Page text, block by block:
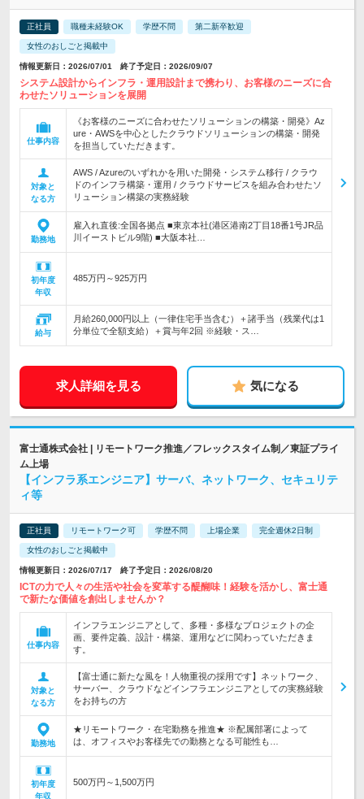
正社員 職種未経験OK 学歴不問 第二新卒歓迎
女性のおしごと掲載中
情報更新日：2026/07/01 終了予定日：2026/09/07
システム設計からインフラ・運用設計まで携わり、お客様のニーズに合
わせたソリューションを展開
仕事内容
《お客様のニーズに合わせたソリューションの構築・開発》Az
ure・AWSを中心としたクラウドソリューションの構築・開発
を担当していただきます。
対象と
なる方
AWS / Azureのいずれかを用いた開発・システム移行 / クラウ
ドのインフラ構築・運用 / クラウドサービスを組み合わせたソ
リューション構築の実務経験
勤務地
雇入れ直後:全国各拠点 ■東京本社(港区港南2丁目18番1号JR品
川イーストビル9階) ■大阪本社…
初年度
年収
485万円～925万円
給与
月給260,000円以上（一律住宅手当含む）＋諸手当（残業代は1
分単位で全額支給）＋賞与年2回 ※経験・ス…
求人詳細を見る 気になる
富士通株式会社 | リモートワーク推進／フレックスタイム制／東証プライ
ム上場
【インフラ系エンジニア】サーバ、ネットワーク、セキュリテ
ィ等
正社員 リモートワーク可 学歴不問 上場企業 完全週休2日制
女性のおしごと掲載中
情報更新日：2026/07/17 終了予定日：2026/08/20
ICTの力で人々の生活や社会を変革する醍醐味！経験を活かし、富士通
で新たな価値を創出しませんか？
仕事内容
インフラエンジニアとして、多種・多様なプロジェクトの企
画、要件定義、設計・構築、運用などに関わっていただきま
す。
対象と
なる方
【富士通に新たな風を！人物重視の採用です】ネットワーク、
サーバー、クラウドなどインフラエンジニアとしての実務経験
をお持ちの方
勤務地
★リモートワーク・在宅勤務を推進★ ※配属部署によって
は、オフィスやお客様先での勤務となる可能性も…
初年度
年収
500万円～1,500万円